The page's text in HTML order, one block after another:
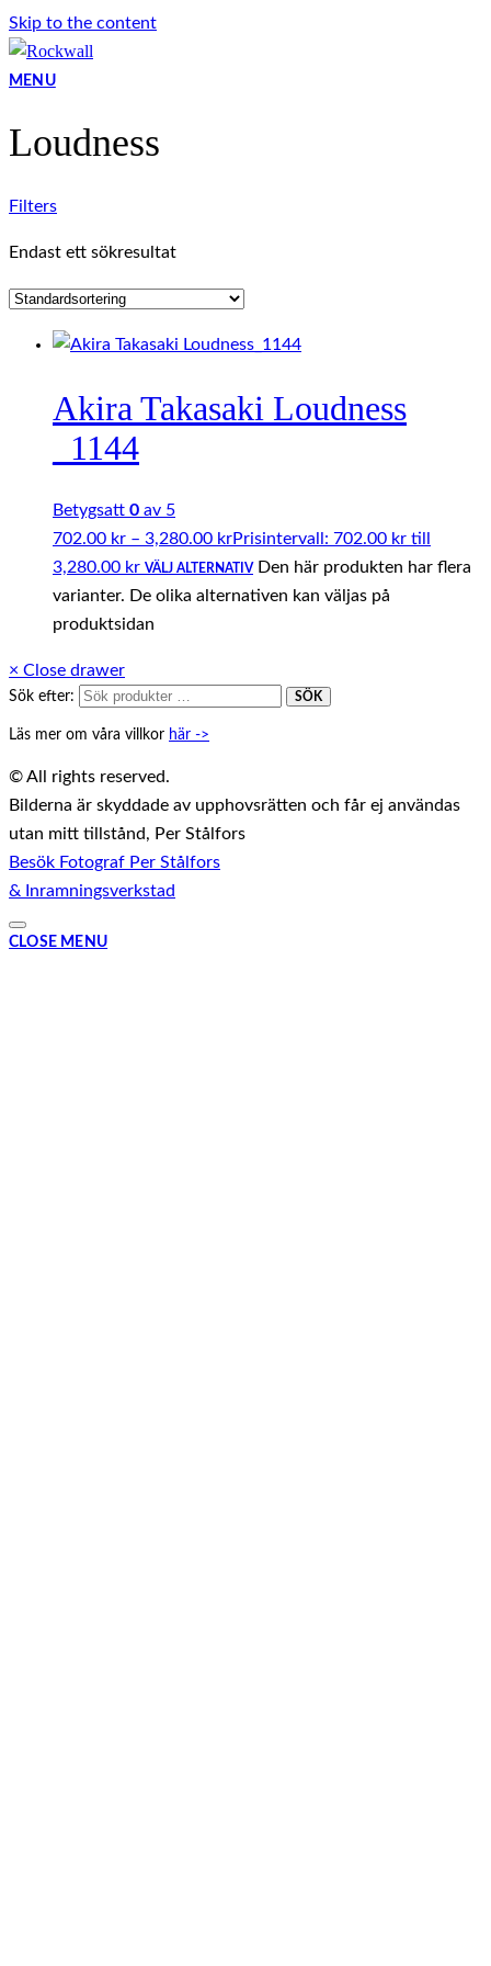
Skip to the content
MENU
Loudness
Filters
Endast ett sökresultat
Akira Takasaki Loudness
_1144
Betygsatt 0 av 5
702.00 kr – 3,280.00 krPrisintervall: 702.00 kr till
3,280.00 kr VÄLJ ALTERNATIV Den här produkten har flera
varianter. De olika alternativen kan väljas på
produktsidan
× Close drawer
Sök efter: SÖK
Läs mer om våra villkor här ->
© All rights reserved.
Bilderna är skyddade av upphovsrätten och får ej användas
utan mitt tillstånd, Per Stålfors
Besök Fotograf Per Stålfors
& Inramningsverkstad
CLOSE MENU